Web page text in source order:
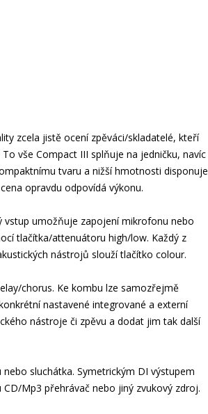
zcela jistě ocení zpěváci/skladatelé, kteří
vše Compact III splňuje na jedničku, navíc
tvaru a nižší hmotnosti disponuje
opravdu odpovídá výkonu.
vstup umožňuje zapojení mikrofonu nebo
tlačítka/attenuátoru high/low. Každý z
nástrojů slouží tlačítko colour.
chorus. Ke kombu lze samozřejmě
nastavené integrované a externí
nástroje či zpěvu a dodat jim tak další
sluchátka. Symetrickým DI výstupem
Mp3 přehrávač nebo jiný zvukový zdroj.